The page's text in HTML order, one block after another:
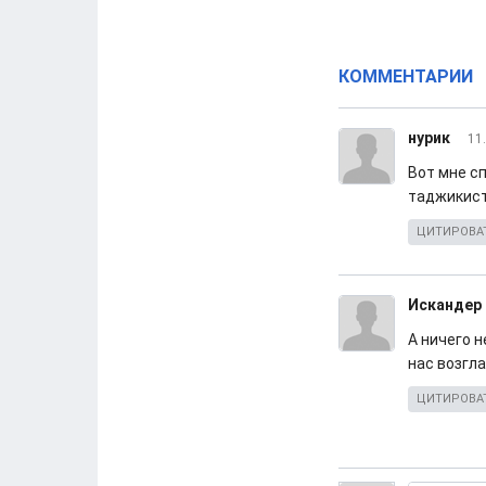
КОММЕНТАРИИ
нурик
Вот мне
Искандер
А ничего
нас